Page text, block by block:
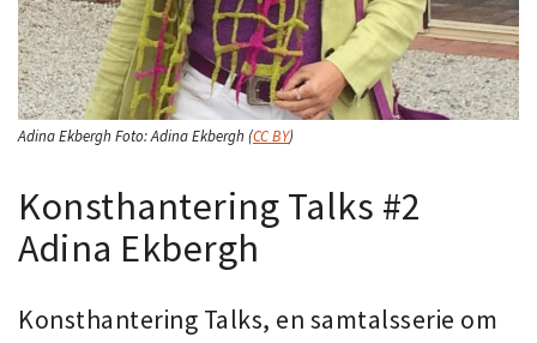
Adina Ekbergh Foto:Adina Ekbergh (CC BY)
Konsthantering Talks #2
Adina Ekbergh
Konsthantering Talks, en samtalsserie om